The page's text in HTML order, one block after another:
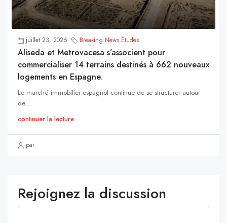
juillet 23, 2026 Breaking News,Études
Aliseda et Metrovacesa s’associent pour
commercialiser 14 terrains destinés à 662 nouveaux
logements en Espagne.
Le marché immobilier espagnol continue de se structurer autour
de...
continuer la lecture
par
Rejoignez la discussion